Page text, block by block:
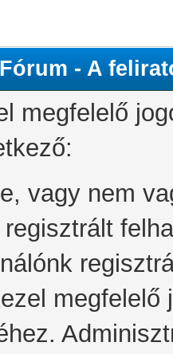
- A
megfelelő
vagy nem
megfelelő